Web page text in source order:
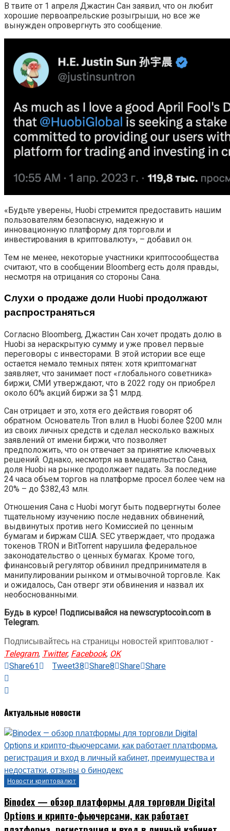
В твите от 1 апреля Джастин Сан заявил, что он любит
хорошие первоапрельские розыгрыши, но все же
вынужден опровергнуть это сообщение.
«Будьте уверены, Huobi стремится предоставить нашим
пользователям безопасную, надежную и
инновационную платформу для торговли и
инвестирования в криптовалюту», – добавил он.
Тем не менее, некоторые участники криптосообщества
считают, что в сообщении Bloomberg есть доля правды,
несмотря на отрицания со стороны Сана.
Слухи о продаже доли Huobi продолжают
распространяться
Согласно Bloomberg, Джастин Сан хочет продать долю в
Huobi за нераскрытую сумму и уже провел первые
переговоры с инвесторами. В этой истории все еще
остается немало темных пятен: хотя криптомагнат
заявляет, что занимает пост «глобального советника»
биржи, СМИ утверждают, что в 2022 году он приобрел
около 60% акций биржи за $1 млрд.
Сан отрицает и это, хотя его действия говорят об
обратном. Основатель Tron влил в Huobi более $200 млн
из своих личных средств и сделал несколько важных
заявлений от имени биржи, что позволяет
предположить, что он отвечает за принятие ключевых
решений. Однако, несмотря на вмешательство Сана,
доля Huobi на рынке продолжает падать. За последние
24 часа объем торгов на платформе просел более чем на
20% – до $382,43 млн.
Отношения Сана с Huobi могут быть подвергнуты более
тщательному изучению после недавних обвинений,
выдвинутых против него Комиссией по ценным
бумагам и биржам США. SEC утверждает, что продажа
токенов TRON и BitTorrent нарушила федеральное
законодательство о ценных бумагах. Кроме того,
финансовый регулятор обвинил предпринимателя в
манипулировании рынком и отмывочной торговле. Как
и ожидалось, Сан отверг эти обвинения и назвал их
необоснованными.
Будь в курсе! Подписывайся на newscryptocoin.com в
Telegram.
Подписывайтесь на страницы новостей криптовалют -
Telegram,Twitter,Facebook,OK
Share61 Tweet38 Share8 Share Share
Актуальные новости
Новости криптовалют
Binodex — обзор платформы для торговли Digital
Options и крипто-фьючерсами, как работает